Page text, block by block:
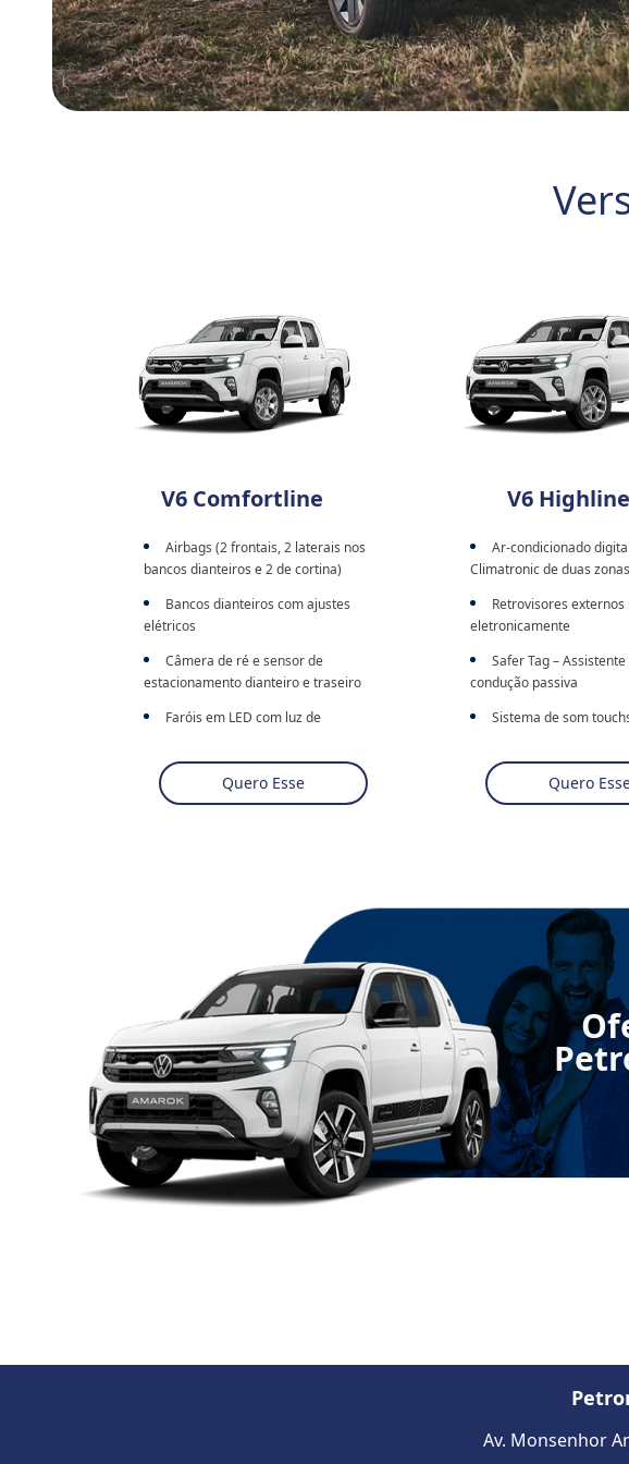
V6 Comfortline
Airbags (2 frontais, 2 laterais nos
bancos dianteiros e 2 de cortina)
Bancos dianteiros com ajustes
elétricos
Câmera de ré e sensor de
estacionamento dianteiro e traseiro
Faróis em LED com luz de
Sistema de som touchscreen
"Composition Touch II" com tela de
Quero Esse
V6 Highline
Ar-condicionado digital
Climatronic de duas zonas
Retrovisores
eletronicamente
Safer Tag – Assistente
condução passiva
Sistema de som
9,0", APP-Connect e
Volante
Quero
Av. Monsenhor